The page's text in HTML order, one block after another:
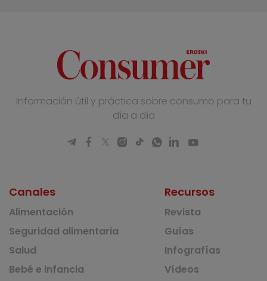
Información útil y práctica sobre consumo para tu
día a día
Canales
Alimentación
Seguridad alimentaria
Salud
Bebé e infancia
Recursos
Revista
Guías
Infografías
Vídeos